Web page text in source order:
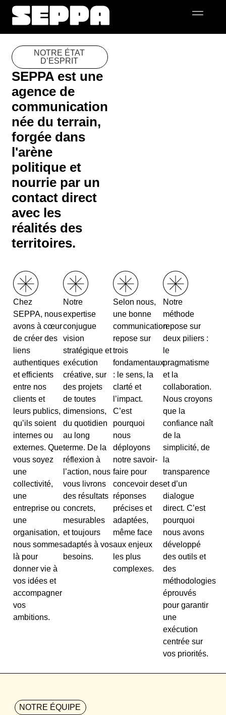
NOTRE ÉTAT
D’ESPRIT
SEPPA est une
agence de
communication
née du terrain,
forgée dans
l'arène
politique et
nourrie par un
contact direct
avec les
réalités des
territoires.
Chez
SEPPA, nous
avons à cœur
de créer des
liens
authentiques
et efficients
entre nos
clients et
leurs publics,
qu’ils soient
internes ou
externes. Que
vous soyez
une
collectivité,
une
entreprise ou
une
organisation,
nous sommes
là pour
donner vie à
vos idées et
accompagner
vos
ambitions.
Notre
expertise
conjugue
vision
stratégique et
exécution
créative, sur
des projets
de toutes
dimensions,
du quotidien
au long
terme. De la
réflexion à
l’action, nous
vous livrons
des résultats
concrets,
mesurables
et toujours
adaptés à vos
besoins.
Selon nous,
une bonne
communication
repose sur
trois
fondamentaux
: le sens, la
clarté et
l’impact.
C’est
pourquoi
nous
déployons
notre savoir-
faire pour
concevoir des
réponses
précises et
adaptées,
même face
aux enjeux
les plus
complexes.
Notre
méthode
repose sur
deux piliers :
le
pragmatisme
et la
collaboration.
Nous croyons
que la
confiance naît
de la
simplicité, de
la
transparence
et d’un
dialogue
direct. C’est
pourquoi
nous avons
développé
des outils et
des
méthodologies
éprouvés
pour garantir
une
exécution
centrée sur
vos priorités.
NOTRE ÉQUIPE